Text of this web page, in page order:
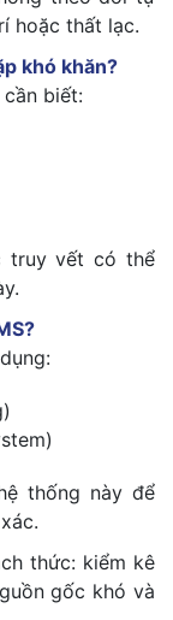
hoặc thất lạc.
khó khăn?
cần biết:
truy vết có thể
thống này để
thức: kiểm kê
gốc khó và